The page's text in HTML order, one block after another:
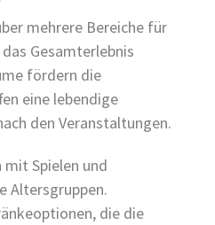
mehrere Bereiche für
Gesamterlebnis
fördern die
eine lebendige
den Veranstaltungen.
Spielen und
Altersgruppen.
die die